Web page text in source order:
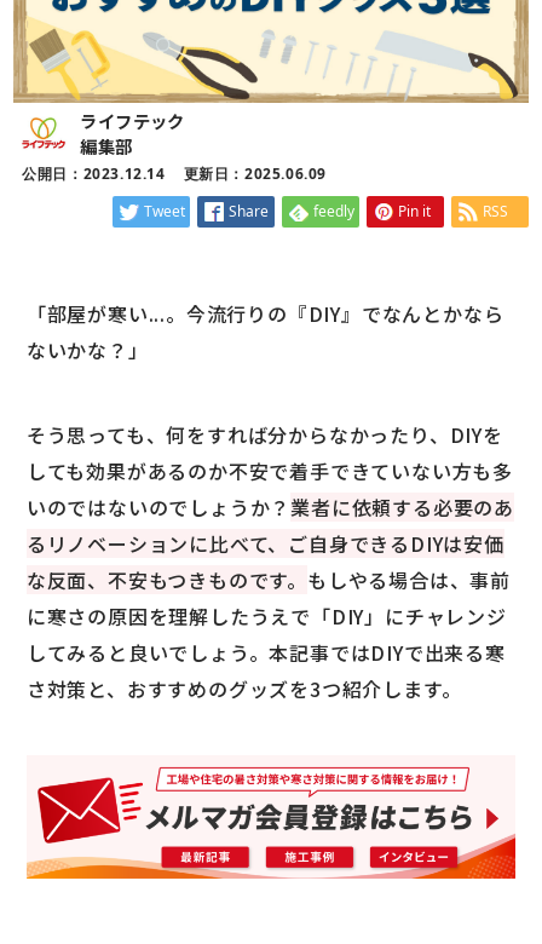
ライフテック
編集部
公開日：2023.12.14 更新日：2025.06.09
Tweet Share feedly Pin it RSS
「部屋が寒い...。今流行りの『DIY』でなんとかなら
ないかな？」
そう思っても、何をすれば分からなかったり、DIYを
しても効果があるのか不安で着手できていない方も多
いのではないのでしょうか？業者に依頼する必要のあ
るリノベーションに比べて、ご自身できるDIYは安価
な反面、不安もつきものです。 もしやる場合は、事前
に寒さの原因を理解したうえで「DIY」にチャレンジ
してみると良いでしょう。本記事ではDIYで出来る寒
さ対策と、おすすめのグッズを3つ紹介します。